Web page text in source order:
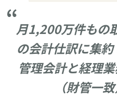
月1,200万件もの
の会計仕訳に集
管理会計と経理
（財管一